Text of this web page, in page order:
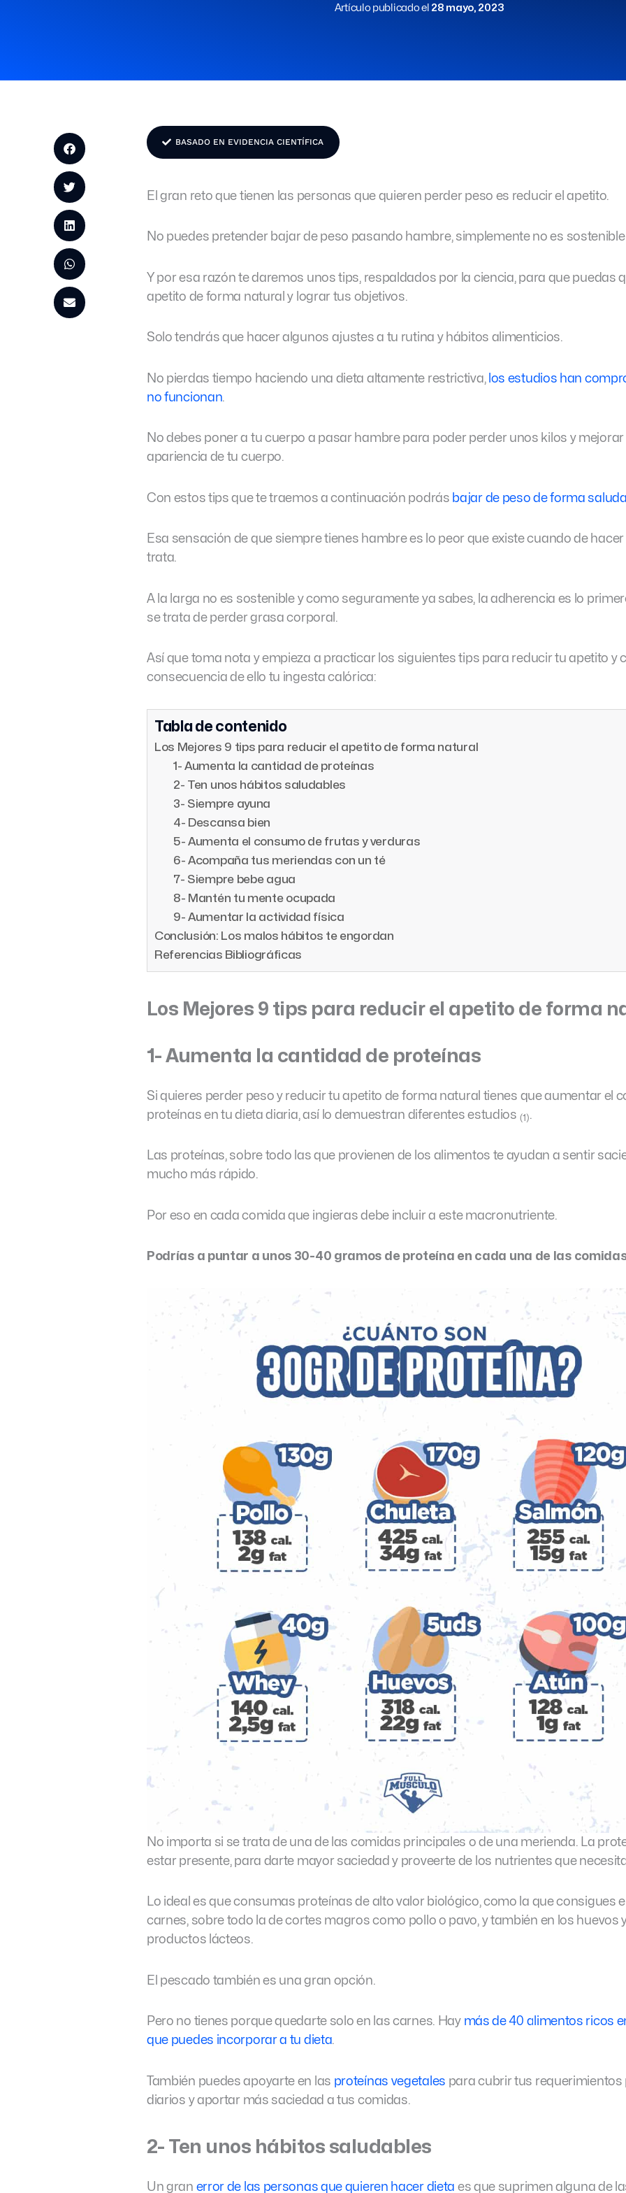
Artículo publicado el 28 mayo, 2023
BASADO EN EVIDENCIA CIENTÍFICA
El gran reto que tienen las personas que quieren perder peso es reducir el apetito.
No puedes pretender bajar de peso pasando hambre, simplemente no es
Y por esa razón te daremos unos tips, respaldados por la ciencia, para que puedas
apetito de forma natural y lograr tus objetivos.
Solo tendrás que hacer algunos ajustes a tu rutina y hábitos alimenticios.
No pierdas tiempo haciendo una dieta altamente restrictiva, los estudios han
no funcionan.
No debes poner a tu cuerpo a pasar hambre para poder perder unos kilos y mejorar
apariencia de tu cuerpo.
Con estos tips que te traemos a continuación podrás bajar de peso de forma
Esa sensación de que siempre tienes hambre es lo peor que existe cuando de
trata.
A la larga no es sostenible y como seguramente ya sabes, la adherencia es lo
se trata de perder grasa corporal.
Así que toma nota y empieza a practicar los siguientes tips para reducir tu apetito y
consecuencia de ello tu ingesta calórica:
Tabla de contenido
Los Mejores 9 tips para reducir el apetito de forma natural
1- Aumenta la cantidad de proteínas
2- Ten unos hábitos saludables
3- Siempre ayuna
4- Descansa bien
5- Aumenta el consumo de frutas y verduras
6- Acompaña tus meriendas con un té
7- Siempre bebe agua
8- Mantén tu mente ocupada
9- Aumentar la actividad física
Conclusión: Los malos hábitos te engordan
Referencias Bibliográficas
Los Mejores 9 tips para reducir el apetito de forma
1- Aumenta la cantidad de proteínas
Si quieres perder peso y reducir tu apetito de forma natural tienes que aumentar el
proteínas en tu dieta diaria, así lo demuestran diferentes estudios (1).
Las proteínas, sobre todo las que provienen de los alimentos te ayudan a sentir
mucho más rápido.
Por eso en cada comida que ingieras debe incluir a este macronutriente.
Podrías a puntar a unos 30-40 gramos de proteína en cada una de las
No importa si se trata de una de las comidas principales o de una merienda. La
estar presente, para darte mayor saciedad y proveerte de los nutrientes que
Lo ideal es que consumas proteínas de alto valor biológico, como la que consigues
carnes, sobre todo la de cortes magros como pollo o pavo, y también en los huevos
productos lácteos.
El pescado también es una gran opción.
Pero no tienes porque quedarte solo en las carnes. Hay más de 40 alimentos ricos
que puedes incorporar a tu dieta.
También puedes apoyarte en las proteínas vegetales para cubrir tus requerimientos
diarios y aportar más saciedad a tus comidas.
2- Ten unos hábitos saludables
Un gran error de las personas que quieren hacer dieta es que suprimen alguna de